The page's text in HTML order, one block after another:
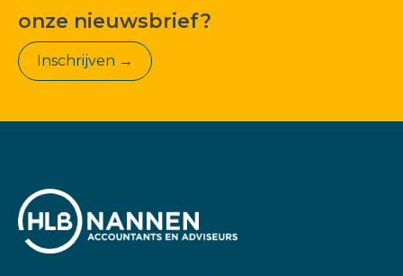
onze nieuwsbrief?
Inschrijven →